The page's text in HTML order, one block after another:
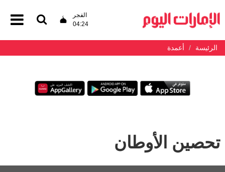
الفجر
04:24
الرئيسة أعمدة
تحصين الأوطان